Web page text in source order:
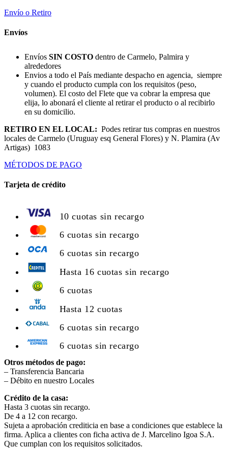
Envío o Retiro
Envíos
Envíos SIN COSTO dentro de Carmelo, Palmira y
alrededores
Envios a todo el País mediante despacho en agencia, siempre
y cuando el producto cumpla con los requisitos (peso,
volumen). El costo del Flete que va cobrar la empresa que
elija, lo abonará el cliente al retirar el producto o al recibirlo
en su domicilio.
RETIRO EN EL LOCAL: Podes retirar tus compras en nuestros
locales de Carmelo (Uruguay esq General Flores) y N. Plamira (Av
Artigas) 1083
MÉTODOS DE PAGO
Tarjeta de crédito
10 cuotas sin recargo
6 cuotas sin recargo
6 cuotas sin recargo
Hasta 16 cuotas sin recargo
6 cuotas
Hasta 12 cuotas
6 cuotas sin recargo
6 cuotas sin recargo
Otros métodos de pago:
– Transferencia Bancaria
– Débito en nuestro Locales
Crédito de la casa:
Hasta 3 cuotas sin recargo.
De 4 a 12 con recargo.
Sujeta a aprobación crediticia en base a condiciones que establece la
firma. Aplica a clientes con ficha activa de J. Marcelino Igoa S.A.
Que cumplan con los requisitos solicitados.